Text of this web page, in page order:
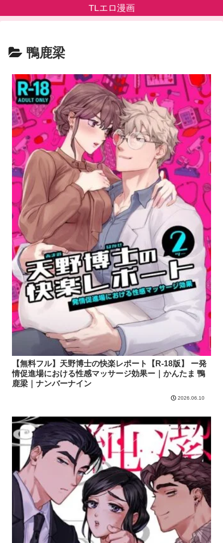
TLエロ漫画
鴨鹿梁
【無料フル】天野博士の快楽レポート【R-18版】 ー発
情促進場における性感マッサージ効果ー｜かんたま 鴨
鹿梁｜ナンバーナイン
2026.06.10